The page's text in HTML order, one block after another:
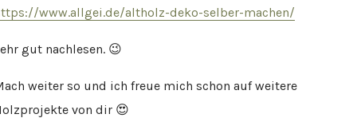
www.allgei.de/altholz-deko-selber-machen/
gut nachlesen. 😉
weiter so und ich freue mich schon auf weitere
von dir 😍